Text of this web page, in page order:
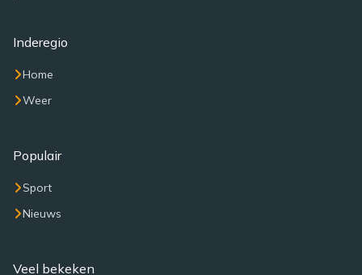
Inderegio
Home
Weer
Populair
Sport
Nieuws
Veel bekeken